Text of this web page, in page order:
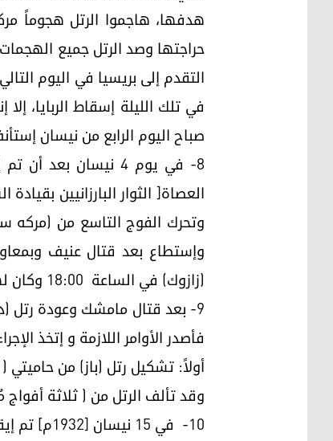
حراجتها وصد الرتل جميع
التقدم إلى بريسيا في اليوم
في تلك الليلة إسقاط الربايا،
صباح اليوم الرابع من نيسان
8- في يوم 4 نيسان
العصاة[ الثوار البارزانيين
وتحرك الفوج التاسع من
وإستطاع بعد قتال عنيف
(زازوك) في الساعة 18:00 وكان لهذا القتال أثر عميق في نفوس العصاة ، فتفرق كثير منهم و إلتجأوا إلى الكهوف.
9- بعد قتال مامشك وعودة رتل
فأصدر الأوامر اللازمة و إتخذ
أولاً: تشكيل رتل (باز) من
وقد تألف الرتل من ( ثلاثة أفواج
10- في